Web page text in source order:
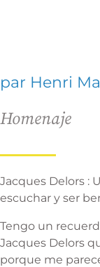
par Henri
Homenaje
Jacques Delors :
escuchar y ser
Tengo un
Jacques Delors
porque me